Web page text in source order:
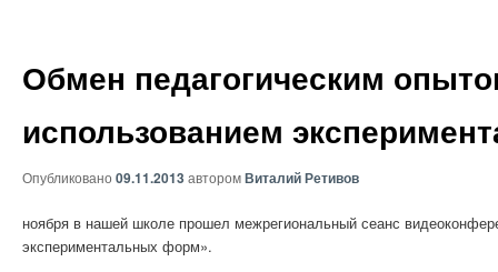
Обмен педагогическим
использованием
Опубликовано 09.11.2013 авторомВиталий Ретивов
ноября в нашей школе прошел межрегиональный сеанс
экспериментальных форм».